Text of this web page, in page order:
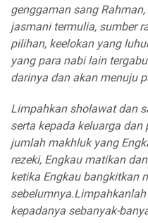
genggaman sang
jasmani termulia, sumber
pilihan, keelokan yang
yang para nabi lain
darinya dan akan menuju
Limpahkan sholawat dan
serta kepada keluarga
jumlah makhluk yang
rezeki, Engkau matikan
ketika Engkau bangkitkan
kepadanya sebanyak-